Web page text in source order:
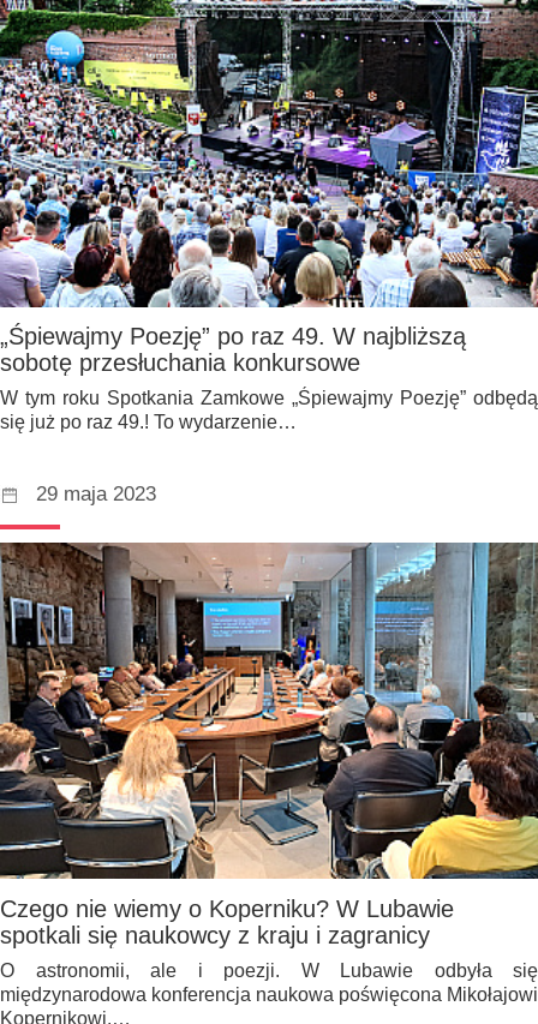
„Śpiewajmy Poezję” po raz 49. W najbliższą
sobotę przesłuchania konkursowe
W tym roku Spotkania Zamkowe „Śpiewajmy Poezję” odbędą
się już po raz 49.! To wydarzenie…
29 maja 2023
Czego nie wiemy o Koperniku? W Lubawie
spotkali się naukowcy z kraju i zagranicy
O astronomii, ale i poezji. W Lubawie odbyła się
międzynarodowa konferencja naukowa poświęcona Mikołajowi
Kopernikowi.…